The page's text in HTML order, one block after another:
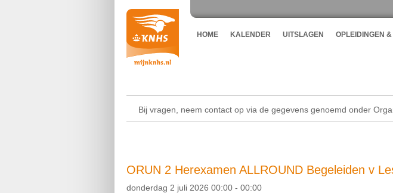
HOME KALENDER UITSLAGEN OPLEIDINGEN
Bij vragen, neem contact op via de gegevens genoemd onder
ORUN 2 Herexamen ALLROUND Begeleiden v
donderdag 2 juli 2026 00:00 - 00:00